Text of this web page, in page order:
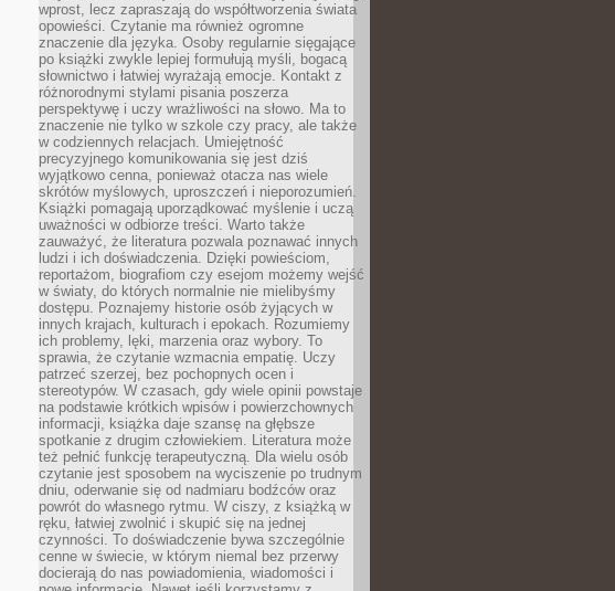
wprost, lecz zapraszają do współtworzenia świata
opowieści. Czytanie ma również ogromne
znaczenie dla języka. Osoby regularnie sięgające
po książki zwykle lepiej formułują myśli, bogacą
słownictwo i łatwiej wyrażają emocje. Kontakt z
różnorodnymi stylami pisania poszerza
perspektywę i uczy wrażliwości na słowo. Ma to
znaczenie nie tylko w szkole czy pracy, ale także
w codziennych relacjach. Umiejętność
precyzyjnego komunikowania się jest dziś
wyjątkowo cenna, ponieważ otacza nas wiele
skrótów myślowych, uproszczeń i nieporozumień.
Książki pomagają uporządkować myślenie i uczą
uważności w odbiorze treści. Warto także
zauważyć, że literatura pozwala poznawać innych
ludzi i ich doświadczenia. Dzięki powieściom,
reportażom, biografiom czy esejom możemy wejść
w światy, do których normalnie nie mielibyśmy
dostępu. Poznajemy historie osób żyjących w
innych krajach, kulturach i epokach. Rozumiemy
ich problemy, lęki, marzenia oraz wybory. To
sprawia, że czytanie wzmacnia empatię. Uczy
patrzeć szerzej, bez pochopnych ocen i
stereotypów. W czasach, gdy wiele opinii powstaje
na podstawie krótkich wpisów i powierzchownych
informacji, książka daje szansę na głębsze
spotkanie z drugim człowiekiem. Literatura może
też pełnić funkcję terapeutyczną. Dla wielu osób
czytanie jest sposobem na wyciszenie po trudnym
dniu, oderwanie się od nadmiaru bodźców oraz
powrót do własnego rytmu. W ciszy, z książką w
ręku, łatwiej zwolnić i skupić się na jednej
czynności. To doświadczenie bywa szczególnie
cenne w świecie, w którym niemal bez przerwy
docierają do nas powiadomienia, wiadomości i